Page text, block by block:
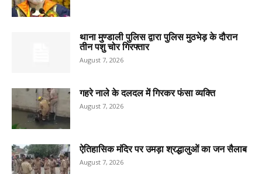
थाना मुण्डाली पुलिस द्वारा पुलिस मुठभेड़ के दौरान
तीन पशु चोर गिरफ्तार
August 7, 2026
गहरे नाले के दलदल में गिरकर फंसा व्यक्ति
August 7, 2026
ऐतिहासिक मंदिर पर उमड़ा श्रद्धालुओं का जन सैलाब
August 7, 2026